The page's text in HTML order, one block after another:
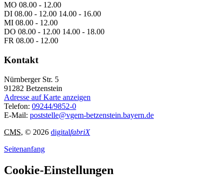
MO 08.00 - 12.00
DI 08.00 - 12.00 14.00 - 16.00
MI 08.00 - 12.00
DO 08.00 - 12.00 14.00 - 18.00
FR 08.00 - 12.00
Kontakt
Nürnberger Str. 5
91282 Betzenstein
Adresse auf Karte anzeigen
Telefon: 09244/9852-0
E-Mail: poststelle@vgem-betzenstein.bayern.de
CMS, © 2026 digitalfabriX
Seitenanfang
Cookie-Einstellungen